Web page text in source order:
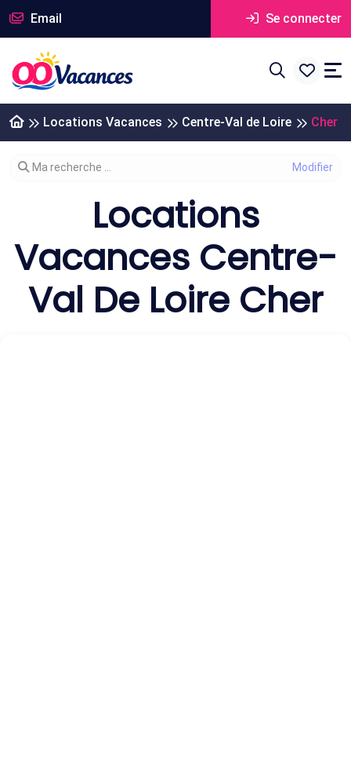
Email Se connecter
Locations Vacances Centre-Val de Loire Cher
Modifier votre recherche
Ma recherche ...
Locations
Vacances Centre-
Val De Loire Cher